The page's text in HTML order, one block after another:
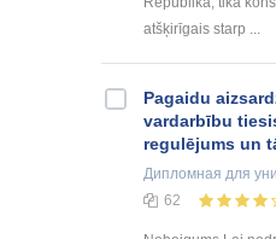
atšķirīgais starp ...
Pagaidu
vardarbību
regulējums un
Дипломная для
62